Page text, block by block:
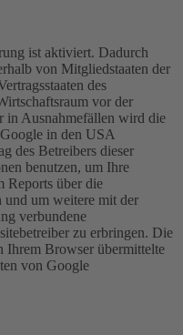
ist aktiviert. Dadurch
von Mitgliedstaaten der
des
vor der
Ausnahmefällen wird die
in den USA
des Betreibers dieser
benutzen, um Ihre
Reports über die
und um weitere mit der
verbundene
zu erbringen. Die
Ihrem Browser übermittelte
von Google